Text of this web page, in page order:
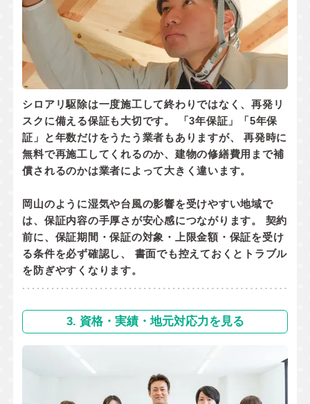
シロアリ駆除は一度施工して終わりではなく、再発リ
スクに備える保証も大切です。 「3年保証」「5年保
証」と年数だけをうたう業者もありますが、 再発時に
無料で再施工してくれるのか、 建物の修繕費用まで補
償されるのかは業者によって大きく違います。
岡山のように湿気や台風の影響を受けやすい地域で
は、保証内容の手厚さが安心感につながります。 契約
前に、 保証期間・保証の対象・上限金額・保証を受け
る条件を必ず確認し、 書面でも控えておくとトラブル
を防ぎやすくなります。
3. 資格・実績・地元対応力を見る